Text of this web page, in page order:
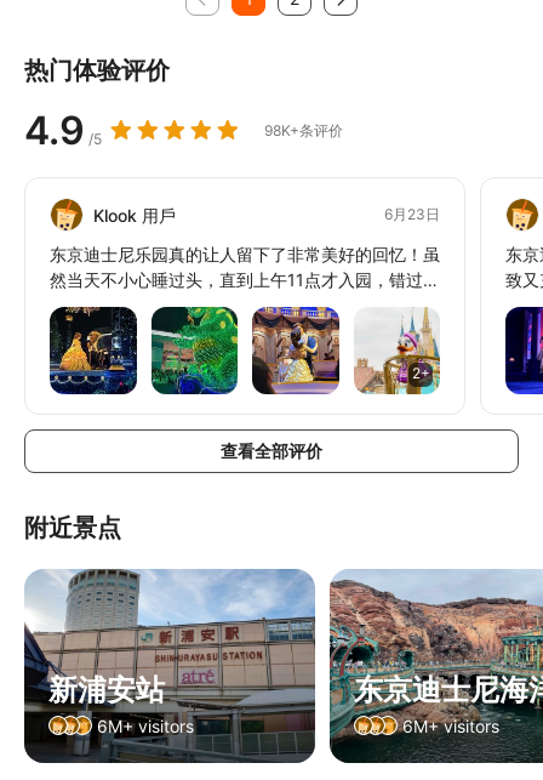
热门体验评价
4.9 /5 98K+条评价
Klook 用戶 6月23日
东京迪士尼乐园真的让人留下了非常美好的回忆！虽
然当天不小心睡过头，直到上午11点才入园，错过了
抢购快速通行证（Priority Pass）的时机，但完全没
有影响游玩的心情。园区内充满梦幻氛围，每个区域
都布置得非常精致，走在其中就像进入童话世界一
样。虽然热门设施没玩到太多，但反而能更悠闲地享
有的魅力。 这次一共欣赏了三场花车游行，每一场
都充满惊喜，角色们热情地和游客互动，音乐和表演
天画下完美句点。即使晚入园、没有抢到快速通行
欢乐与幸福，是一段让人想再次回访的美好旅程。
2+
东
致
气
型
游
让
情
查看全部评价
附近景点
新浦安站
6M+ visitors
东京迪士尼海
6M+ visitors